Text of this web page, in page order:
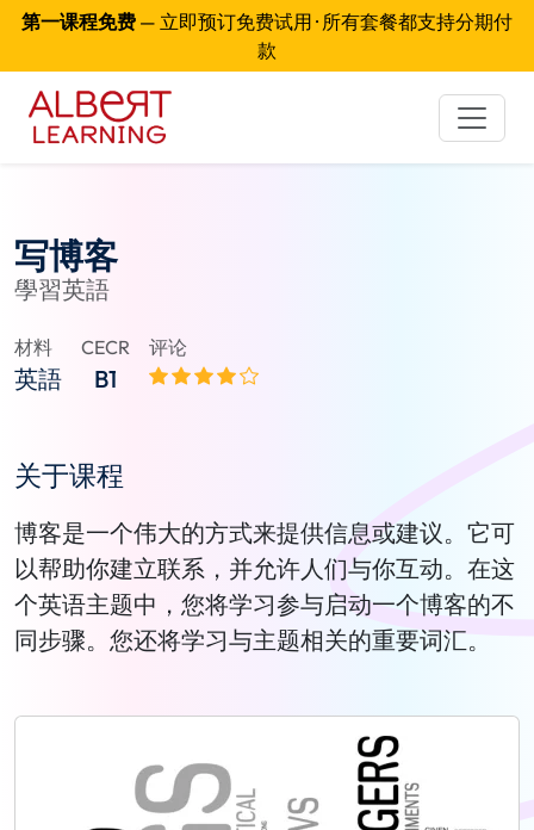
第一课程免费 — 立即预订免费试用 · 所有套餐都支持分期付
款
写博客
學習英語
材料
英語
CECR
B1
评论
关于课程
博客是一个伟大的方式来提供信息或建议。它可
以帮助你建立联系，并允许人们与你互动。在这
个英语主题中，您将学习参与启动一个博客的不
同步骤。您还将学习与主题相关的重要词汇。